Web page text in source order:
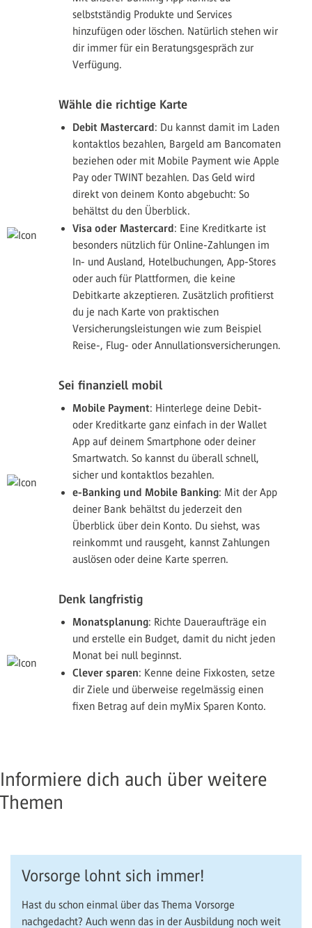
selbstständig Produkte und Services
hinzufügen oder löschen. Natürlich stehen wir
dir immer für ein Beratungsgespräch zur
Verfügung.
Wähle die richtige Karte
Debit Mastercard: Du kannst damit im Laden
kontaktlos bezahlen, Bargeld am Bancomaten
beziehen oder mit Mobile Payment wie Apple
Pay oder TWINT bezahlen. Das Geld wird
direkt von deinem Konto abgebucht: So
behältst du den Überblick.
Visa oder Mastercard: Eine Kreditkarte ist
besonders nützlich für Online-Zahlungen im
In- und Ausland, Hotelbuchungen, App-Stores
oder auch für Plattformen, die keine
Debitkarte akzeptieren. Zusätzlich profitierst
du je nach Karte von praktischen
Versicherungsleistungen wie zum Beispiel
Reise-, Flug- oder Annullationsversicherungen.
Sei finanziell mobil
Mobile Payment: Hinterlege deine Debit-
oder Kreditkarte ganz einfach in der Wallet
App auf deinem Smartphone oder deiner
Smartwatch. So kannst du überall schnell,
sicher und kontaktlos bezahlen.
e-Banking und Mobile Banking: Mit der App
deiner Bank behältst du jederzeit den
Überblick über dein Konto. Du siehst, was
reinkommt und rausgeht, kannst Zahlungen
auslösen oder deine Karte sperren.
Denk langfristig
Monatsplanung: Richte Daueraufträge ein
und erstelle ein Budget, damit du nicht jeden
Monat bei null beginnst.
Clever sparen: Kenne deine Fixkosten, setze
dir Ziele und überweise regelmässig einen
fixen Betrag auf dein myMix Sparen Konto.
Informiere dich auch über weitere
Themen
Vorsorge lohnt sich immer!
Hast du schon einmal über das Thema Vorsorge
nachgedacht? Auch wenn das in der Ausbildung noch weit